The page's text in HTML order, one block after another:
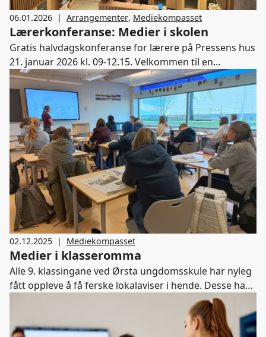
06.01.2026 | Arrangementer, Mediekompasset
Lærerkonferanse: Medier i skolen
Gratis halvdagskonferanse for lærere på Pressens hus
21. januar 2026 kl. 09-12.15. Velkommen til en
inspirerende og tettpakket halvdagskonferanse med
lærere så vel som kjente medieaktører på scenen.
02.12.2025 | Mediekompasset
Medier i klasseromma
Alle 9. klassingane ved Ørsta ungdomsskule har nyleg
fått oppleve å få ferske lokalaviser i hende. Desse har
vore utgangspunktet for å lære seg ulike sjangrar, og
har inspirert elevane til å skrive eigne saker.